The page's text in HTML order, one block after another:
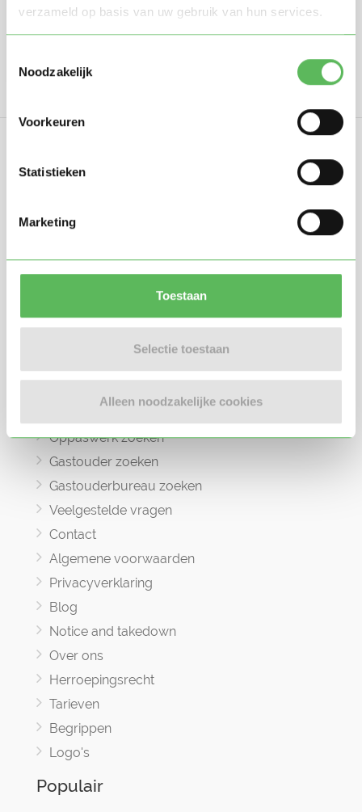
verzameld op basis van uw gebruik van hun services.
Noodzakelijk
Voorkeuren
Statistieken
Marketing
Toestaan
Selectie toestaan
Alleen noodzakelijke cookies
Gratis aanmelden
Oppasland is een online platform opgericht
gastouders met elkaar in contact te
Informatie
Oppaswerk zoeken
Gastouder zoeken
Gastouderbureau zoeken
Veelgestelde vragen
Contact
Algemene voorwaarden
Privacyverklaring
Blog
Notice and takedown
Over ons
Herroepingsrecht
Tarieven
Begrippen
Logo's
Populair